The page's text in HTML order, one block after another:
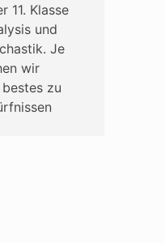
11. Klasse
und
Je
wir
zu